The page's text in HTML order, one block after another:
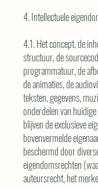
4. Intellectuele
4.1. Het concept, de
structuur, de
programmatuur, de
de animaties, de
teksten, gegevens,
onderdelen van
blijven de exclusieve
bovenvermelde
beschermd door
eigendomsrechten
auteursrecht, het